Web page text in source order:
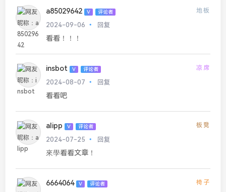
a85029642 V 评论者 地板
2024-09-06 回复
看看！！！
insbot V 评论者 凉席
2024-08-07 回复
看看吧
alipp V 评论者 板凳
2024-07-25 回复
來學看看文章！
6664064 V 评论者 椅子